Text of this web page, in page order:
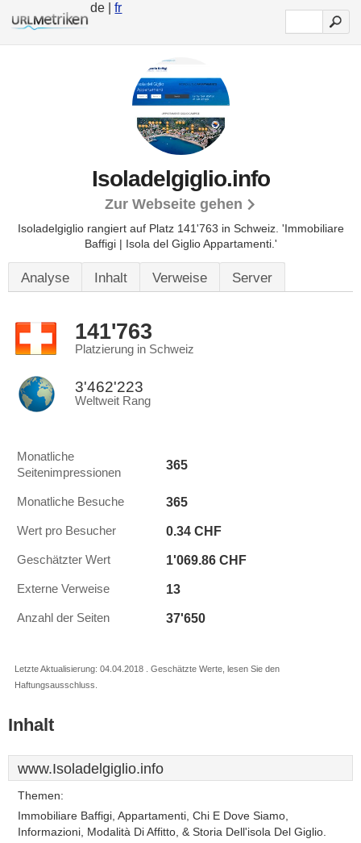
de |fr
Isoladelgiglio.info
Zur Webseite gehen
Isoladelgiglio rangiert auf Platz 141'763 in Schweiz. 'Immobiliare
Baffigi | Isola del Giglio Appartamenti.'
Analyse Inhalt Verweise Server
141'763
Platzierung in Schweiz
3'462'223
Weltweit Rang
Monatliche
Seitenimpressionen
365
Monatliche Besuche 365
Wert pro Besucher 0.34 CHF
Geschätzter Wert 1'069.86 CHF
Externe Verweise 13
Anzahl der Seiten 37'650
Letzte Aktualisierung: 04.04.2018 . Geschätzte Werte, lesen Sie den
Haftungsausschluss.
Inhalt
www.Isoladelgiglio.info
Themen:
Immobiliare Baffigi, Appartamenti, Chi E Dove Siamo,
Informazioni, Modalità Di Affitto, & Storia Dell'isola Del Giglio.